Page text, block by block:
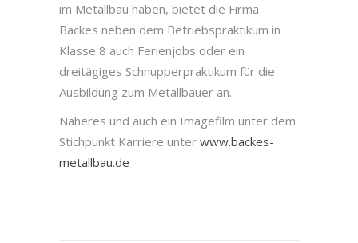
im Metallbau haben, bietet die Firma
Backes neben dem Betriebspraktikum in
Klasse 8 auch Ferienjobs oder ein
dreitägiges Schnupperpraktikum für die
Ausbildung zum Metallbauer an.
Näheres und auch ein Imagefilm unter dem
Stichpunkt Karriere unter www.backes-
metallbau.de